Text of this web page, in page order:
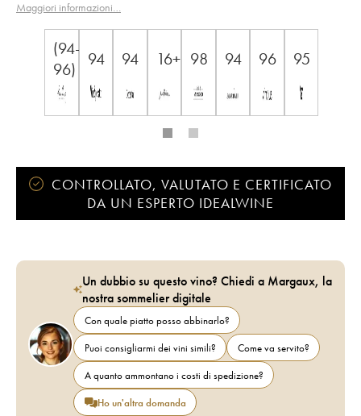
Regione: Bordeaux
Maggiori informazioni…
(94-
96)
94 94 16+ 98 94 96 95
CONTROLLATO, VALUTATO E CERTIFICATO
DA UN ESPERTO IDEALWINE
Un dubbio su questo vino? Chiedi a Margaux, la
nostra sommelier digitale
Con quale piatto posso abbinarlo?
Puoi consigliarmi dei vini simili?
Come va servito?
A quanto ammontano i costi di spedizione?
Ho un'altra domanda